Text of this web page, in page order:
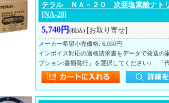
テラル ＮＡ－２０ 次亜塩素酸ナトリ
[NA-20]
5,740円(税込) [お取り寄せ]
メーカー希望小売価格: 6,050円
インボイス対応の適格請求書をデータで発送
プション:書類発行」を選択してください） 「